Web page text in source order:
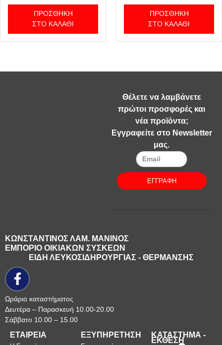
ΠΡΟΣΘΉΚΗ
ΣΤΟ ΚΑΛΆΘΙ
ΠΡΟΣΘΉΚΗ
ΣΤΟ ΚΑΛΆΘΙ
Θέλετε να λαμβάνετε
πρώτοι προσφορές και
νέα προϊόντα;
Εγγραφείτε στο Newsletter
μας.
ΕΓΓΡΑΦΗ
ΚΩΝΣΤΑΝΤΙΝΟΣ ΛΑΜ. ΜΑΝΙΝΟΣ
ΕΜΠΟΡΙΟ ΟΙΚΙΑΚΩΝ ΣΥΣΚΕΩΝ
ΕΙΔΗ ΛΕΥΚΟΣΙΔΗΡΟΥΡΓΙΑΣ - ΘΕΡΜΑΝΣΗΣ
Ωράριο καταστήματος
Δευτέρα – Παρασκευή 10.00-20.00
Σάββατο 10.00 – 15.00
ΕΤΑΙΡΕΙΑ ΕΞΥΠΗΡΕΤΗΣΗ ΚΑΤΑΣΤΗΜΑ -
ΕΚΘΕΣΗ